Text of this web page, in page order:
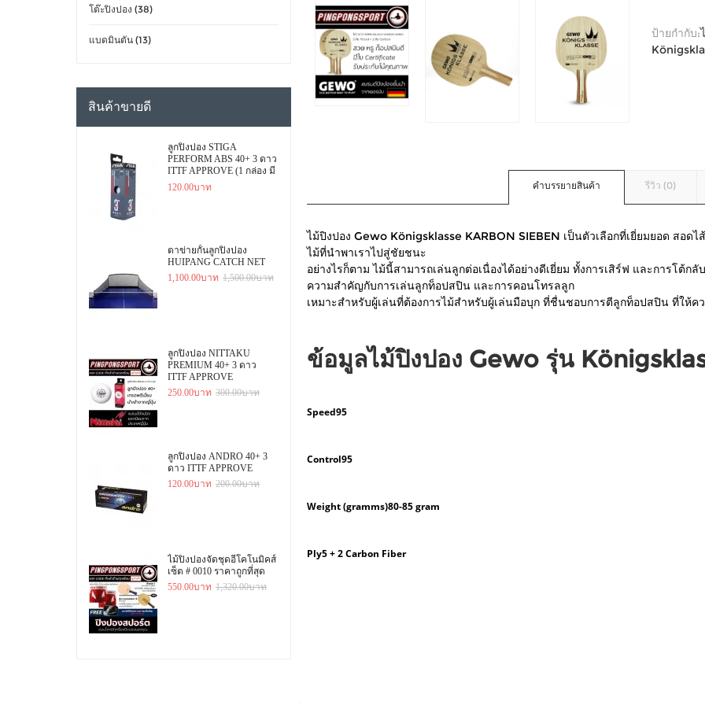
โต๊ะปิงปอง (38)
แบดมินตัน (13)
สินค้าขายดี
ลูกปิงปอง STIGA
PERFORM ABS 40+ 3 ดาว
ITTF APPROVE (1 กล่อง มี
3 ลูก)
120.00บาท
ตาข่ายกั้นลูกปิงปอง
HUIPANG CATCH NET
1,100.00บาท 1,500.00บาท
ลูกปิงปอง NITTAKU
PREMIUM 40+ 3 ดาว
ITTF APPROVE
250.00บาท 300.00บาท
ลูกปิงปอง ANDRO 40+ 3
ดาว ITTF APPROVE
120.00บาท 200.00บาท
ไม้ปิงปองจัดชุดอีโคโนมิคส์
เซ็ต # 0010 ราคาถูกที่สุด
550.00บาท 1,320.00บาท
ป้ายกำกับ:
คำบรรยายสินค้า รีวิว (0)
ไม้ปิงปอง Gewo Königsklasse KARBON SIEBEN เป็นตัวเลือกที่เยี่ยมยอด สอด
ไม้ที่นำพาเราไปสู่ชัยชนะ
อย่างไรก็ตาม ไม้นี้สามารถเล่นลูกต่อเนื่องได้อย่างดีเยี่ยม ทั้งการเสิร์ฟ และการโต้
ความสำคัญกับการเล่นลูกท็อปสปิน และการคอนโทรลลูก
เหมาะสำหรับผู้เล่นที่ต้องการไม้สำหรับผู้เล่นมือบุก ที่ชื่นชอบการตีลูกท็อปสปิน ที่ให้ค
ข้อมูลไม้ปิงปอง Gewo รุ่น
Speed95
Control95
Weight (gramms)80-85 gram
Ply5 + 2 Carbon Fiber